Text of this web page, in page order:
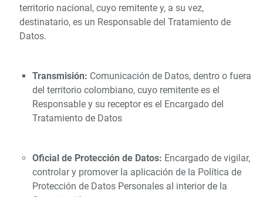
territorio nacional, cuyo remitente y, a su vez,
destinatario, es un Responsable del Tratamiento de
Datos.
Transmisión: Comunicación de Datos, dentro o fuera
del territorio colombiano, cuyo remitente es el
Responsable y su receptor es el Encargado del
Tratamiento de Datos
Oficial de Protección de Datos: Encargado de vigilar,
controlar y promover la aplicación de la Política de
Protección de Datos Personales al interior de la